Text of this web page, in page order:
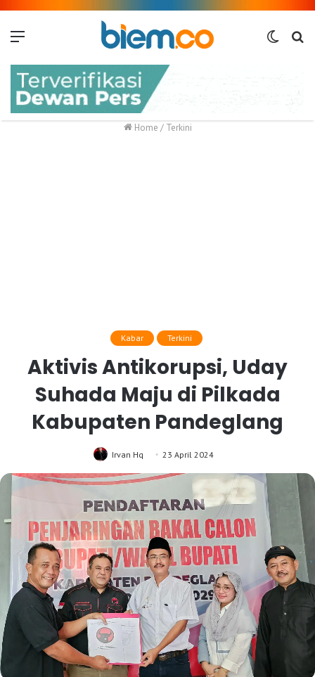
Switch
Home / Terkini
Kabar Terkini
Aktivis Antikorupsi, Uday
Suhada Maju di Pilkada
Kabupaten Pandeglang
Irvan Hq 23 April 2024